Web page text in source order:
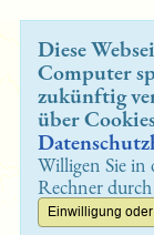
Diese
Computer
zukünftig
über
Willigen Sie in
Rechner durch